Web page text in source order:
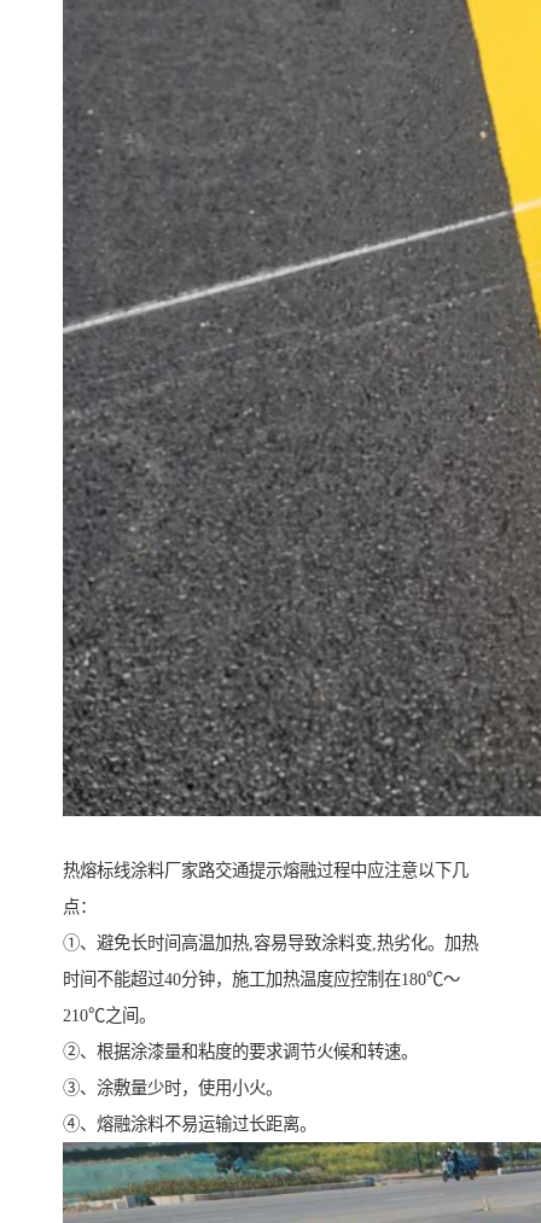
热熔标线涂料厂家路交通提示熔融过程中应注意以下几
点：
①、避免长时间高温加热,容易导致涂料变,热劣化。加热
时间不能超过40分钟，施工加热温度应控制在180℃～
210℃之间。
②、根据涂漆量和粘度的要求调节火候和转速。
③、涂敷量少时，使用小火。
④、熔融涂料不易运输过长距离。